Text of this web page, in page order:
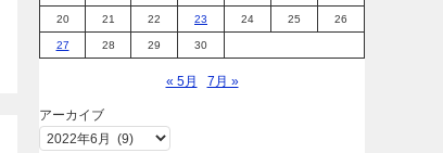
20 21 22 23 24 25 26
27 28 29 30
« 5月 7月 »
アーカイブ